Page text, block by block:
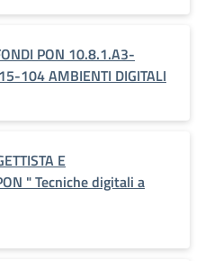
PON 10.8.1.A3-
104 AMBIENTI DIGITALI
E
" Tecniche digitali a